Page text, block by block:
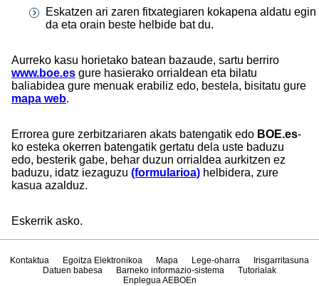
Eskatzen ari zaren fitxategiaren kokapena aldatu egin
da eta orain beste helbide bat du.
Aurreko kasu horietako batean bazaude, sartu berriro
www.boe.es gure hasierako orrialdean eta bilatu
baliabidea gure menuak erabiliz edo, bestela, bisitatu gure
mapa web.
Errorea gure zerbitzariaren akats batengatik edo BOE.es-
ko esteka okerren batengatik gertatu dela uste baduzu
edo, besterik gabe, behar duzun orrialdea aurkitzen ez
baduzu, idatz iezaguzu (formularioa) helbidera, zure
kasua azalduz.
Eskerrik asko.
Kontaktua Egoitza Elektronikoa Mapa Lege-oharra
Irisgarritasuna
Datuen babesa
Barneko informazio-sistema
Tutorialak
Enplegua AEBOEn